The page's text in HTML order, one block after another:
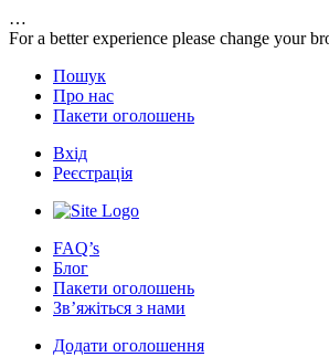
…
For a better experience please change your
Пошук
Про нас
Пакети оголошень
Вхід
Реєстрація
FAQ’s
Блог
Пакети оголошень
Зв’яжіться з нами
Додати оголошення